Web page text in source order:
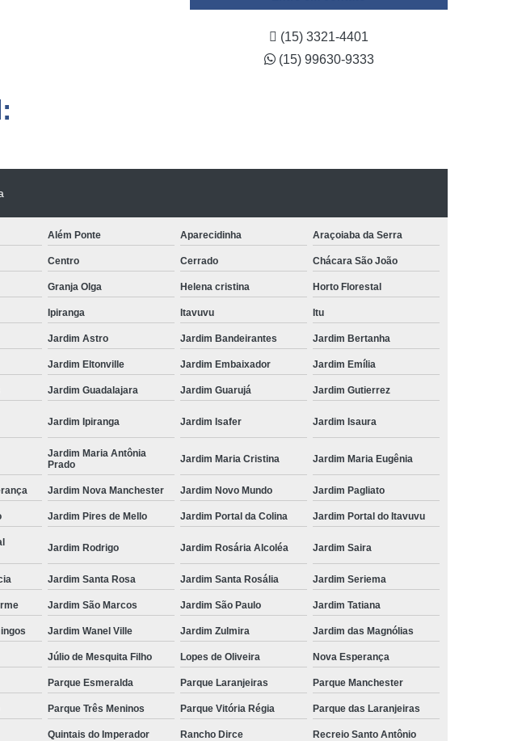
(15) 3321-4401
(15) 99630-9333
Além Ponte Aparecidinha Araçoiaba da Serra
Centro Cerrado Chácara São João
Granja Olga Helena cristina Horto Florestal
Ipiranga Itavuvu Itu
Jardim Astro Jardim Bandeirantes Jardim Bertanha
Jardim Eltonville Jardim Embaixador Jardim Emília
Jardim Guadalajara Jardim Guarujá Jardim Gutierrez
Jardim Ipiranga Jardim Isafer Jardim Isaura
Jardim Maria Antônia
Prado
Jardim Maria Cristina Jardim Maria Eugênia
Jardim Nova Manchester Jardim Novo Mundo Jardim Pagliato
Jardim Pires de Mello Jardim Portal da Colina Jardim Portal do Itavuvu
Jardim Rodrigo Jardim Rosária Alcoléa Jardim Saira
Jardim Santa Rosa Jardim Santa Rosália Jardim Seriema
Jardim São Marcos Jardim São Paulo Jardim Tatiana
Jardim Wanel Ville Jardim Zulmira Jardim das Magnólias
Júlio de Mesquita Filho Lopes de Oliveira Nova Esperança
Parque Esmeralda Parque Laranjeiras Parque Manchester
Parque Três Meninos Parque Vitória Régia Parque das Laranjeiras
Quintais do Imperador Rancho Dirce Recreio Santo Antônio